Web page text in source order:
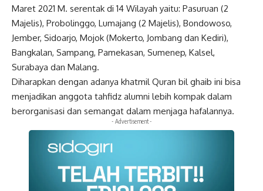
Maret 2021 M. serentak di 14 Wilayah yaitu: Pasuruan (2
Majelis), Probolinggo, Lumajang (2 Majelis), Bondowoso,
Jember, Sidoarjo, Mojok (Mokerto, Jombang dan Kediri),
Bangkalan, Sampang, Pamekasan, Sumenep, Kalsel,
Surabaya dan Malang.
Diharapkan dengan adanya khatmil Quran bil ghaib ini bisa
menjadikan anggota tahfidz alumni lebih kompak dalam
berorganisasi dan semangat dalam menjaga hafalannya.
- Advertisement -